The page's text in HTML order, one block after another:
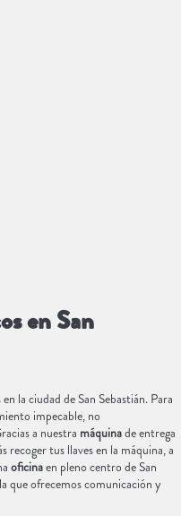
en San
la ciudad de San Sebastián. Para
impecable, no
a nuestra máquinade entrega
recoger tus llaves en la máquina, a
oficinaen pleno centro de San
que ofrecemos comunicación y